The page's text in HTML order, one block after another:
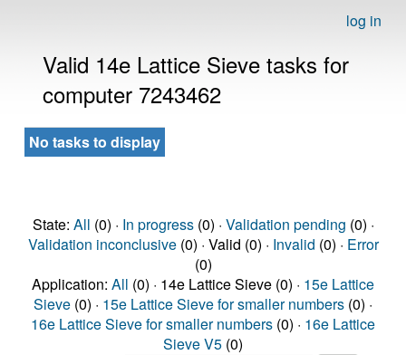
log in
Valid 14e Lattice Sieve tasks for
computer 7243462
No tasks to display
State: All (0) · In progress(0) · Validation pending (0) ·
Validation inconclusive(0) · Valid (0) · Invalid (0) · Error
(0)
Application: All (0) · 14e Lattice Sieve (0) · 15e Lattice
Sieve (0) · 15e Lattice Sieve for smaller numbers (0) ·
16e Lattice Sieve for smaller numbers (0) · 16e Lattice
Sieve V5 (0)